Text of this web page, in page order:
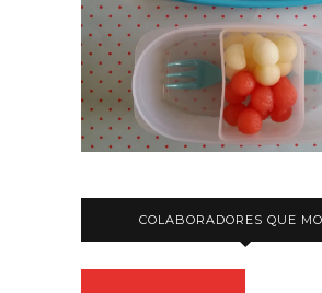
COLABORADORES QUE